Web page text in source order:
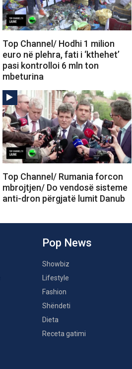
Top Channel/ Hodhi 1 milion
euro në plehra, fati i ‘kthehet’
pasi kontrolloi 6 mln ton
mbeturina
Top Channel/ Rumania forcon
mbrojtjen/ Do vendosë sisteme
anti-dron përgjatë lumit Danub
Pop News
Showbiz
Lifestyle
Fashion
Shëndeti
Dieta
Receta gatimi